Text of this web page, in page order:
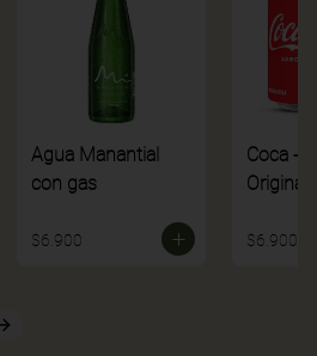
Agua Manantial
con gas
$6.900
Coca -
Original
$6.900